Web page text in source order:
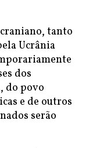
tanto
Ucrânia
dos
do povo
e de outros
serão